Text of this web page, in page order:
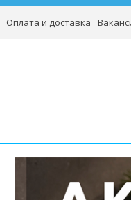
Оплата и доставка